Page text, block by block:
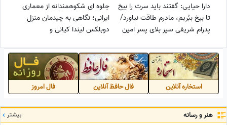
دارا حیایی: گفتند باید سرت را بیخ
تا بیخ ببُریم، مادرم طاقت نیاورد/
پدرام شریفی سپر بلای پسر امین
جلوه ای شکوهمندانه از معماری
ایرانی؛ نگاهی به چیدمان منزل
دوبلکس لیندا کیانی و
راکی، تذهیب گل و مرغ
میزپذیرایی، حوض 3 طبقه، فرش
اصیل ایرانی که قلب تپنده خانه
است!
استخاره آنلاین فال حافظ آنلاین فال امروز
هنر و رسانه بیشتر